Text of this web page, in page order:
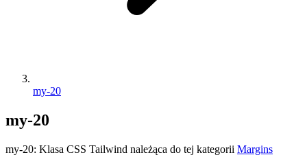
my-20
my-20
my-20: Klasa CSS Tailwind należąca do tej kategorii Margins